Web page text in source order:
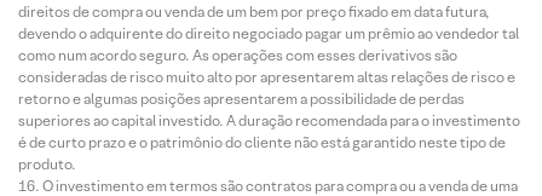
direitos de compra ou venda de um bem por preço fixado em data futura,
devendo o adquirente do direito negociado pagar um prêmio ao vendedor tal
como num acordo seguro. As operações com esses derivativos são
consideradas de risco muito alto por apresentarem altas relações de risco e
retorno e algumas posições apresentarem a possibilidade de perdas
superiores ao capital investido. A duração recomendada para o investimento
é de curto prazo e o patrimônio do cliente não está garantido neste tipo de
produto.
O investimento em termos são contratos para compra ou a venda de uma